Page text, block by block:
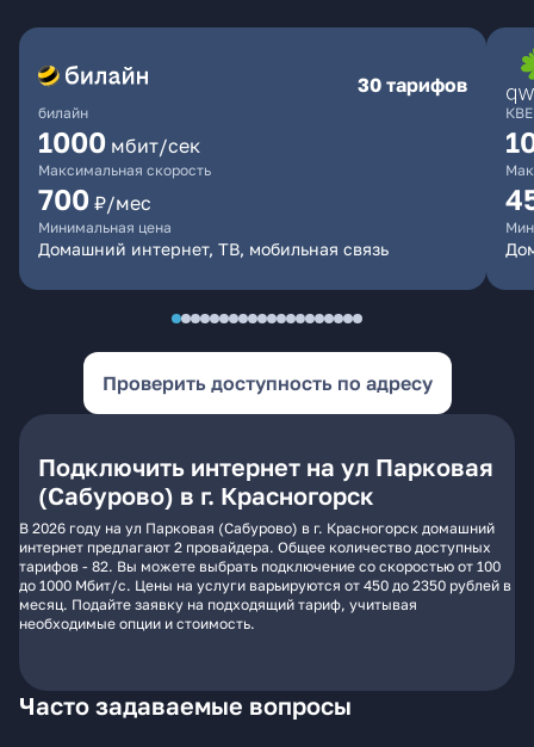
билайн
30 тарифов
1000 мбит/сек
Максимальная скорость
700 ₽/мес
Минимальная цена
Домашний интернет, ТВ, мобильная связь
Проверить доступность по адресу
Подключить интернет на ул Парковая
(Сабурово) в г. Красногорск
В 2026 году на ул Парковая (Сабурово) в г. Красногорск домашний
интернет предлагают 2 провайдера. Общее количество доступных
тарифов - 82. Вы можете выбрать подключение со скоростью от 100
до 1000 Мбит/с. Цены на услуги варьируются от 450 до 2350 рублей в
месяц. Подайте заявку на подходящий тариф, учитывая
необходимые опции и стоимость.
Часто задаваемые вопросы